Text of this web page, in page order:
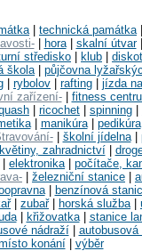
| technická památka |
| hora| skalní útvar|
středisko | klub |
škola | půjčovna
| rybolov | rafting | jízda
zařízení-| fitness
| ricochet | spinning |
| manikúra| pedikúra
| školní jídelna|
květiny, zahradnictví|
| elektronika | počítače,
| železniční stanice |
| benzínová
| zubař| horská služba |
| křižovatka| stanice
nádraží|
konání| výběr